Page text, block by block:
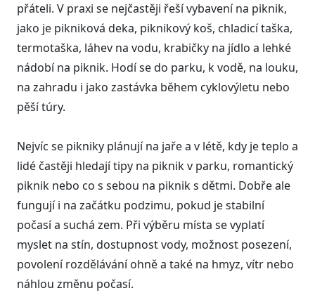
přáteli. V praxi se nejčastěji řeší vybavení na piknik,
jako je pikniková deka, piknikový koš, chladicí taška,
termotaška, láhev na vodu, krabičky na jídlo a lehké
nádobí na piknik. Hodí se do parku, k vodě, na louku,
na zahradu i jako zastávka během cyklovýletu nebo
pěší túry.
Nejvíc se pikniky plánují na jaře a v létě, kdy je teplo a
lidé častěji hledají tipy na piknik v parku, romantický
piknik nebo co s sebou na piknik s dětmi. Dobře ale
fungují i na začátku podzimu, pokud je stabilní
počasí a suchá zem. Při výběru místa se vyplatí
myslet na stín, dostupnost vody, možnost posezení,
povolení rozdělávání ohně a také na hmyz, vítr nebo
náhlou změnu počasí.